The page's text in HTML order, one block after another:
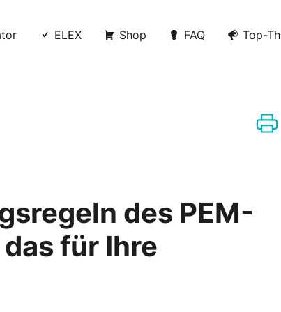
ELEX Shop FAQ Top-
des PEM-
für Ihre